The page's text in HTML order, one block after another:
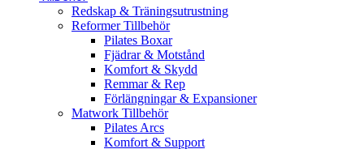
Redskap & Träningsutrustning
Reformer Tillbehör
Pilates Boxar
Fjädrar & Motstånd
Komfort & Skydd
Remmar & Rep
Förlängningar & Expansioner
Matwork Tillbehör
Pilates Arcs
Komfort & Support